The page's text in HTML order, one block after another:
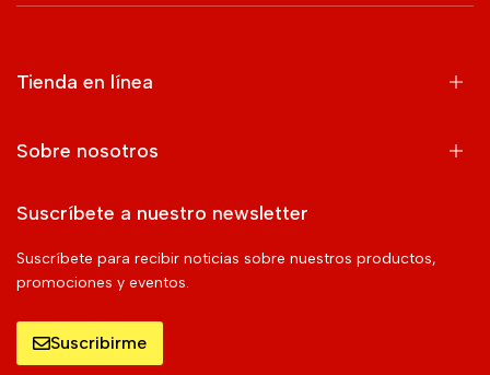
Tienda en línea
Sobre nosotros
Suscríbete a nuestro newsletter
Suscríbete para recibir noticias sobre nuestros productos,
promociones y eventos.
Suscribirme